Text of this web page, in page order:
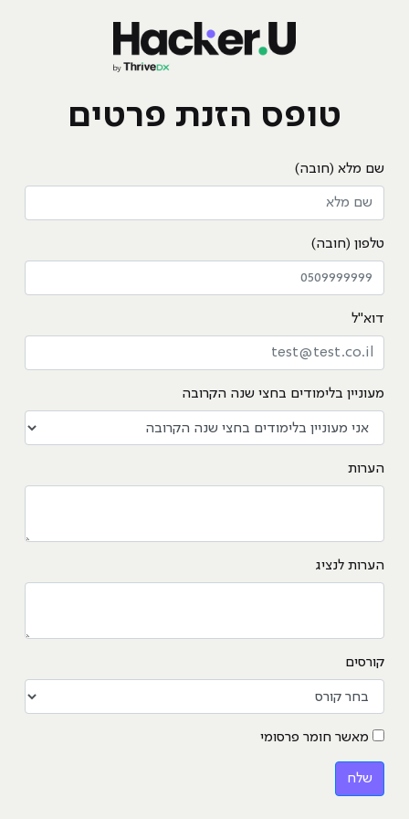
טופס הזנת פרטים
שם מלא (חובה)
טלפון (חובה)
דוא"ל
מעוניין בלימודים בחצי שנה הקרובה
הערות
הערות לנציג
קורסים
מאשר חומר פרסומי